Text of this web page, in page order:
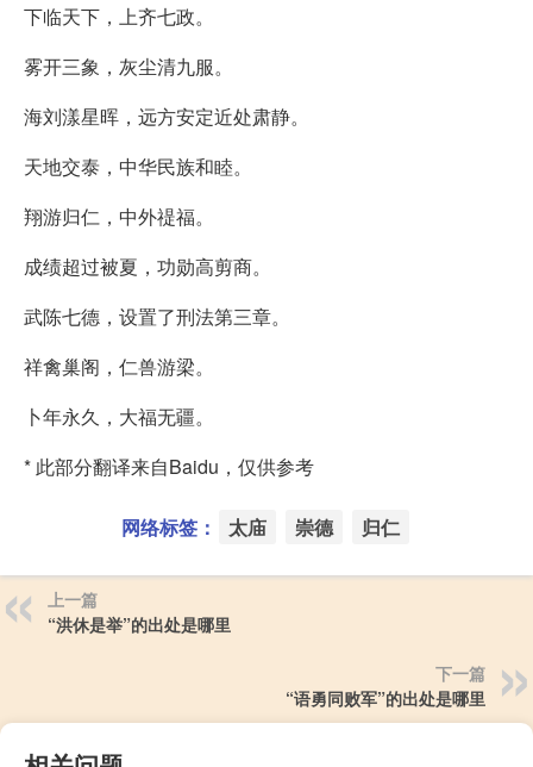
下临天下，上齐七政。
雾开三象，灰尘清九服。
海刘漾星晖，远方安定近处肃静。
天地交泰，中华民族和睦。
翔游归仁，中外禔福。
成绩超过被夏，功勋高剪商。
武陈七德，设置了刑法第三章。
祥禽巢阁，仁兽游梁。
卜年永久，大福无疆。
* 此部分翻译来自Baidu，仅供参考
网络标签： 太庙 崇德 归仁
上一篇
“洪休是举”的出处是哪里
下一篇
“语勇同败军”的出处是哪里